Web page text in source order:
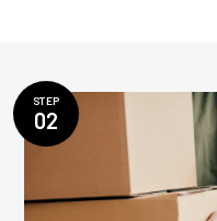
STEP
02